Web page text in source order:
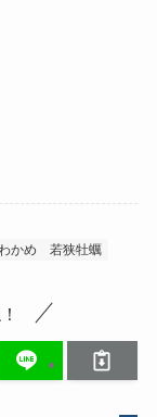
かめ 若狭牡蠣